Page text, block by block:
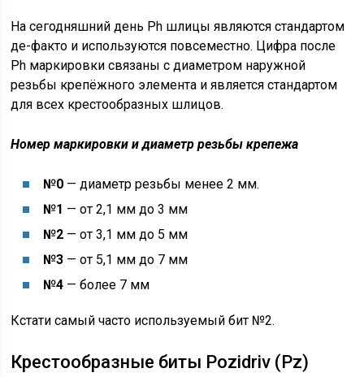
На сегодняшний день Ph шлицы являются стандартом
де-факто и используются повсеместно. Цифра после
Ph маркировки связаны с диаметром наружной
резьбы крепёжного элемента и является стандартом
для всех крестообразных шлицов.
Номер маркировки и диаметр резьбы крепежа
№0 — диаметр резьбы менее 2 мм.
№1 — от 2,1 мм до 3 мм
№2 — от 3,1 мм до 5 мм
№3 — от 5,1 мм до 7 мм
№4 — более 7 мм
Кстати самый часто используемый бит №2.
Крестообразные биты Pozidriv (Pz)